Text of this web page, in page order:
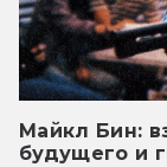
Майкл Бин:
будущего и